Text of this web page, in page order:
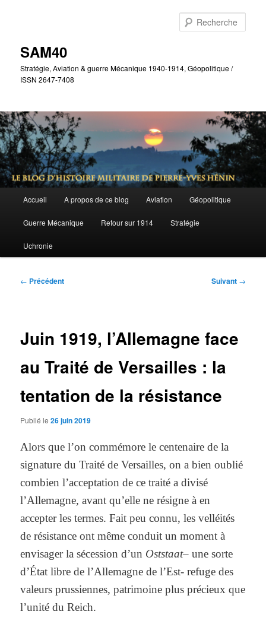
SAM40
Stratégie, Aviation & guerre Mécanique 1940-1914, Géopolitique /
ISSN 2647-7408
principal
Accueil A propos de ce blog Aviation Géopolitique
Guerre Mécanique Retour sur 1914 Stratégie
Uchronie
Navigation
← Précédent Suivant →
Juin 1919, l’Allemagne face
au Traité de Versailles : la
tentation de la résistance
Publié le26 juin 2019
Alors que l’on commémore le centenaire de la
signature du Traité de Versailles, on a bien oublié
combien l’acceptation de ce traité a divisé
l’Allemagne, avant qu’elle ne résigne à en
accepter les termes. Fait peu connu, les velléités
de résistance ont même conduit un moment à
envisager la sécession d’un Oststaat– une sorte
d’État libre de l’Allemagne de l’Est- refuge des
valeurs prussiennes, patrimoine plus précieux que
l’unité du Reich.